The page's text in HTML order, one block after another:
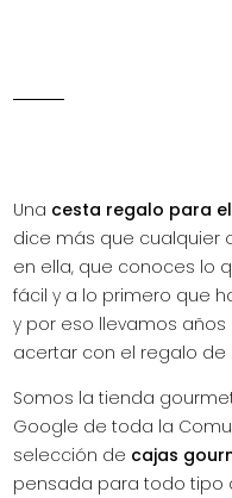
Una cesta regalo para
dice más que cualquier
en ella, que conoces lo
fácil y a lo primero que
y por eso llevamos
acertar con el regalo de
Somos la tienda
Google de toda la
selección de cajas
pensada para todo tipo